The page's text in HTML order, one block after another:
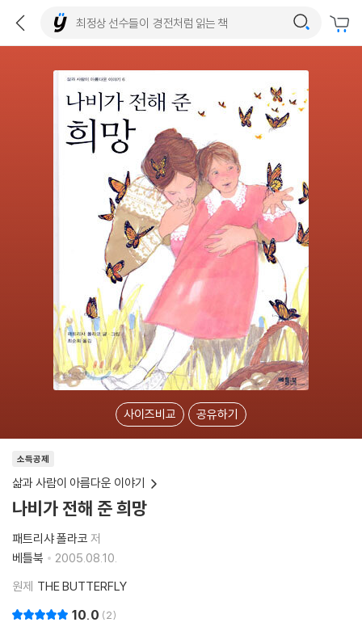
사이즈비교 공유하기
소득공제
삶과 사람이 아름다운 이야기
나비가 전해 준 희망
패트리샤 폴라코 저
베틀북
2005.08.10.
원제 THE BUTTERFLY
10.0 2